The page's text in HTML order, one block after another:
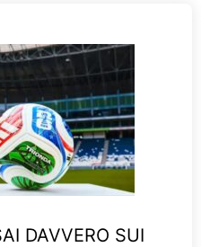
DAVVERO SUI